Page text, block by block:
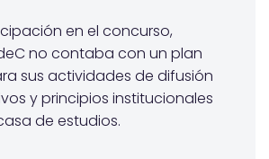
en el concurso,
no contaba con un plan
sus actividades de difusión
y principios institucionales
de estudios.